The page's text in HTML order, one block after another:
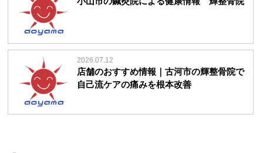
2026.07.12
店舗のおすすめ情報｜古河市の輝整骨院で
自己流ケアの痛みを根本改善